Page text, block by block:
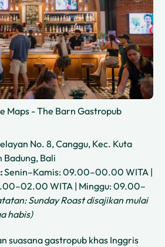
Maps - The Barn Gastropub
No. 8, Canggu, Kec. Kuta
Badung, Bali
Senin–Kamis: 09.00–00.00 WITA |
WITA | Minggu: 09.00–
Sunday Roast disajikan mulai
habis)
suasana gastropub khas Inggris